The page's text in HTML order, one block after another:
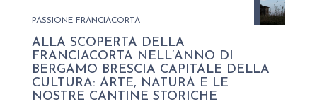
PASSIONE FRANCIACORTA
ALLA SCOPERTA DELLA
FRANCIACORTA NELL’ANNO DI
BERGAMO BRESCIA CAPITALE DELLA
CULTURA: ARTE, NATURA E LE
NOSTRE CANTINE STORICHE